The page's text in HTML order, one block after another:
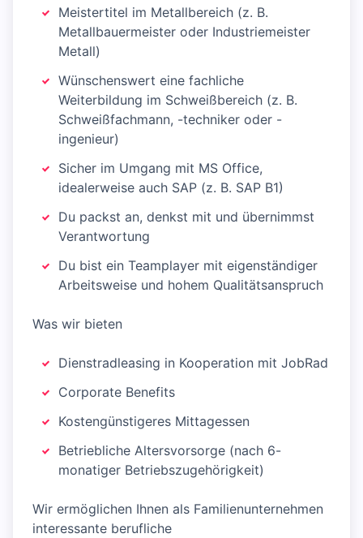
Meistertitel im Metallbereich (z. B.
Metallbauermeister oder Industriemeister
Metall)
Wünschenswert eine fachliche
Weiterbildung im Schweißbereich (z. B.
Schweißfachmann, -techniker oder -
ingenieur)
Sicher im Umgang mit MS Office,
idealerweise auch SAP (z. B. SAP B1)
Du packst an, denkst mit und übernimmst
Verantwortung
Du bist ein Teamplayer mit eigenständiger
Arbeitsweise und hohem Qualitätsanspruch
Was wir bieten
Dienstradleasing in Kooperation mit JobRad
Corporate Benefits
Kostengünstigeres Mittagessen
Betriebliche Altersvorsorge (nach 6-
monatiger Betriebszugehörigkeit)
Wir ermöglichen Ihnen als Familienunternehmen
interessante berufliche